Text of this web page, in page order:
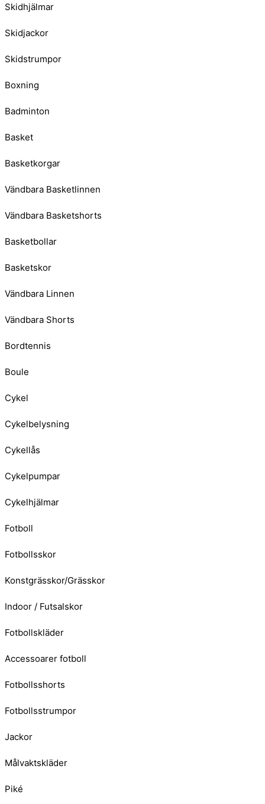
Skidhjälmar
Skidjackor
Skidstrumpor
Boxning
Badminton
Basket
Basketkorgar
Vändbara Basketlinnen
Vändbara Basketshorts
Basketbollar
Basketskor
Vändbara Linnen
Vändbara Shorts
Bordtennis
Boule
Cykel
Cykelbelysning
Cykellås
Cykelpumpar
Cykelhjälmar
Fotboll
Fotbollsskor
Konstgrässkor/Grässkor
Indoor / Futsalskor
Fotbollskläder
Accessoarer fotboll
Fotbollsshorts
Fotbollsstrumpor
Jackor
Målvaktskläder
Piké